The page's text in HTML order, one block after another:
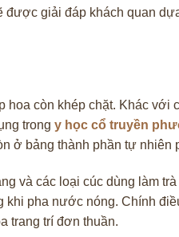
được giải đáp khách quan
còn khép chặt. Khác với
trong y học cổ truyền
ở bảng thành phần tự nhiên
và các loại cúc dùng làm
khi pha nước nóng. Chính
trang trí đơn thuần.